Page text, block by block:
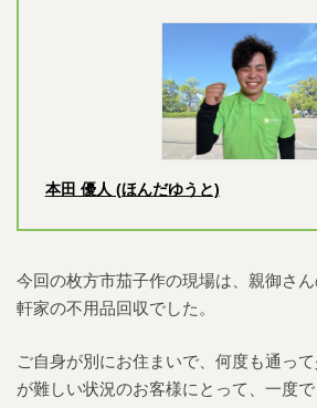
本田 優人 (ほんだゆうと)
今回の枚方市茄子作の現場は、親御さ
軒家の不用品回収でした。
ご自身が別にお住まいで、何度も通っ
が難しい状況のお客様にとって、一度